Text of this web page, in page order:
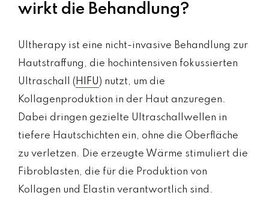
wirkt die Behandlung?
Ultherapy ist eine nicht-invasive Behandlung zur
Hautstraffung, die hochintensiven fokussierten
Ultraschall ( HIFU) nutzt, um die
Kollagenproduktion in der Haut anzuregen.
Dabei dringen gezielte Ultraschallwellen in
tiefere Hautschichten ein, ohne die Oberfläche
zu verletzen. Die erzeugte Wärme stimuliert die
Fibroblasten, die für die Produktion von
Kollagen und Elastin verantwortlich sind.